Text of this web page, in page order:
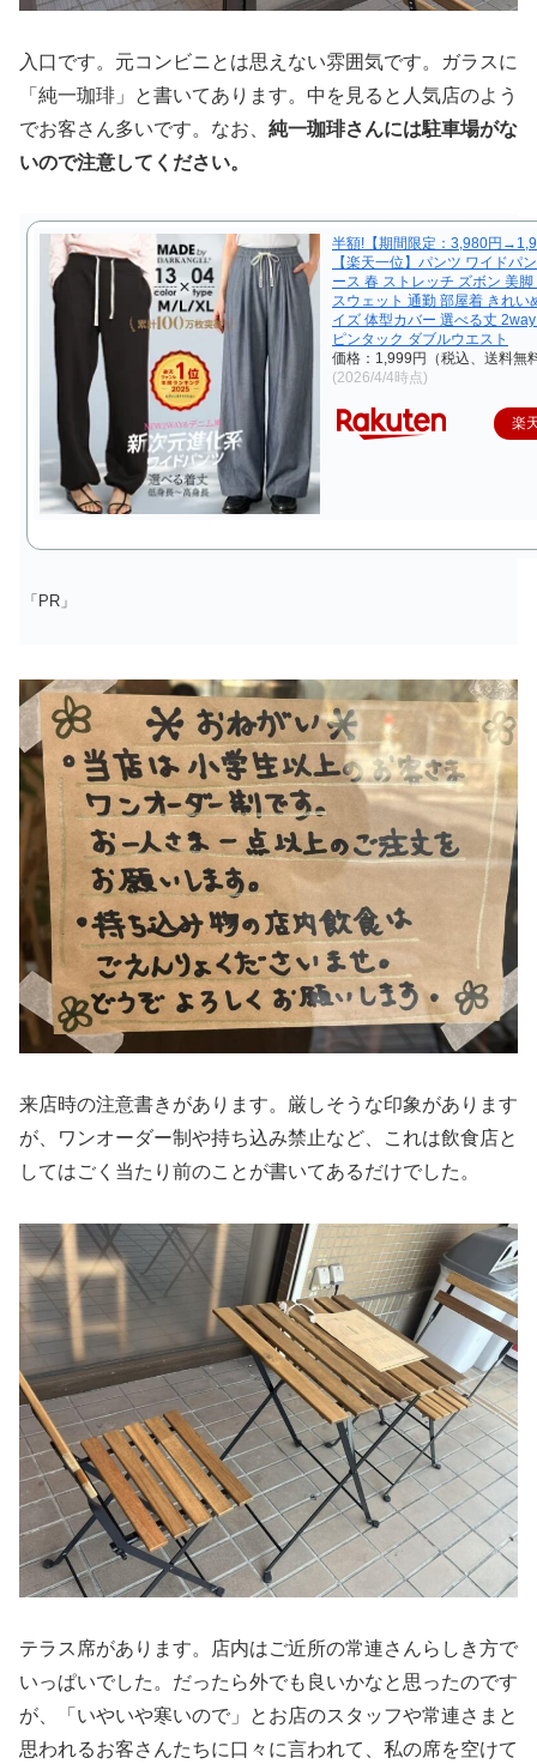
入口です。元コンビニとは思えない雰囲気です。ガラスに
「純一珈琲」と書いてあります。中を見ると人気店のよう
でお客さん多いです。なお、 純一珈琲さんには駐車場がな
いので注意してください。
半額!【期間限定：3,980円
【楽天一位】パンツ ワイドパ
ース 春 ストレッチ ズボン 美
スウェット 通勤 部屋着 きれい
イズ 体型カバー 選べる丈
ピンタック ダブルウエスト
価格：1,999円（税込、送料無
(2026/4/4時点)
楽
「PR」
来店時の注意書きがあります。厳しそうな印象があります
が、ワンオーダー制や持ち込み禁止など、これは飲食店と
してはごく当たり前のことが書いてあるだけでした。
テラス席があります。店内はご近所の常連さんらしき方で
いっぱいでした。だったら外でも良いかなと思ったのです
が、「いやいや寒いので」とお店のスタッフや常連さまと
思われるお客さんたちに口々に言われて、私の席を空けて